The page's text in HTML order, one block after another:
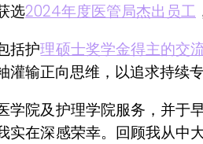
选2024年度医管局杰出员工
括护理硕士奖学金得主的交
灌输正向思维，以追求持续
学院及护理学院服务，并于
实在深感荣幸。回顾我从中